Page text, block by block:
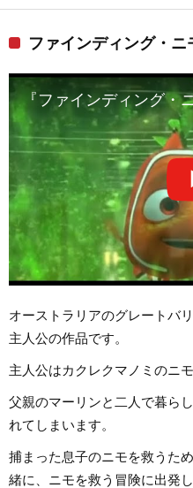
ファインディング・ニ
『ファインディング・
オーストラリアのグレートバ
主人公の作品です。
主人公はカクレクマノミのニモ
父親のマーリンと二人で暮ら
れてしまいます。
捕まった息子のニモを救うた
緒に、ニモを救う冒険に出発し